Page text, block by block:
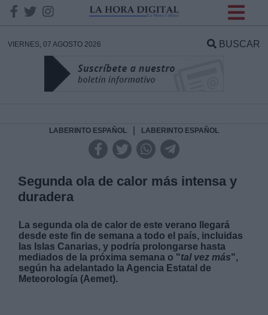
VIERNES, 07 AGOSTO 2026 BUSCAR
LABERINTO ESPAÑOL LABERINTO ESPAÑOL
Segunda ola de calor más intensa y
duradera
La segunda ola de calor de este verano llegará
desde este fin de semana a todo el país, incluidas
las Islas Canarias, y podría prolongarse hasta
mediados de la próxima semana o "tal vez más",
según ha adelantado la Agencia Estatal de
Meteorología (Aemet).
DATOS
Responsable:
Destinatarios: